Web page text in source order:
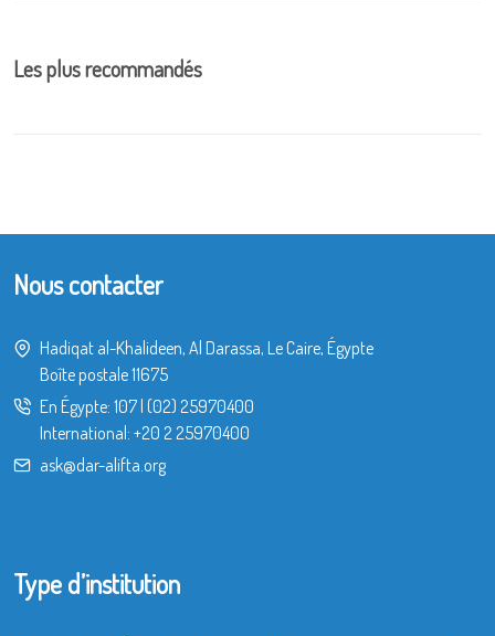
Les plus recommandés
Nous contacter
Hadiqat al-Khalideen, Al Darassa, Le Caire, Égypte
Boîte postale 11675
En Égypte: 107 (02) 25970400
International: +20 2 25970400
ask@dar-alifta.org
Type d’institution